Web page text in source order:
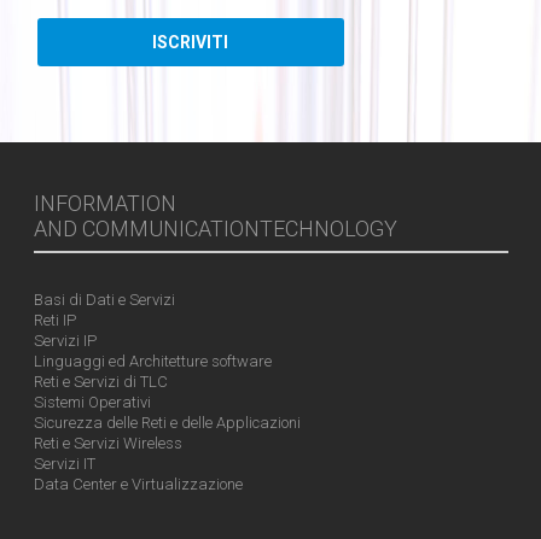
INFORMATION
AND COMMUNICATIONTECHNOLOGY
Basi di Dati e Servizi
Reti IP
Servizi IP
Linguaggi ed Architetture software
Reti e Servizi di TLC
Sistemi Operativi
Sicurezza delle Reti e delle Applicazioni
Reti e Servizi Wireless
Servizi IT
Data Center e Virtualizzazione